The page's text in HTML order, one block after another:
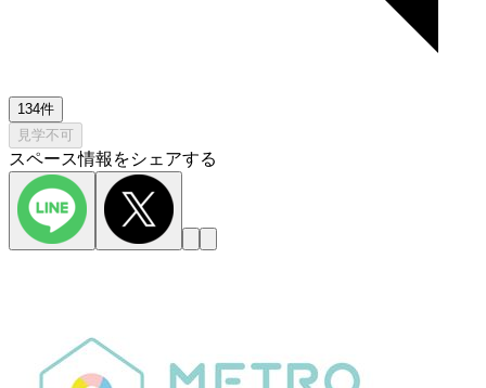
134件
見学不可
スペース情報をシェアする